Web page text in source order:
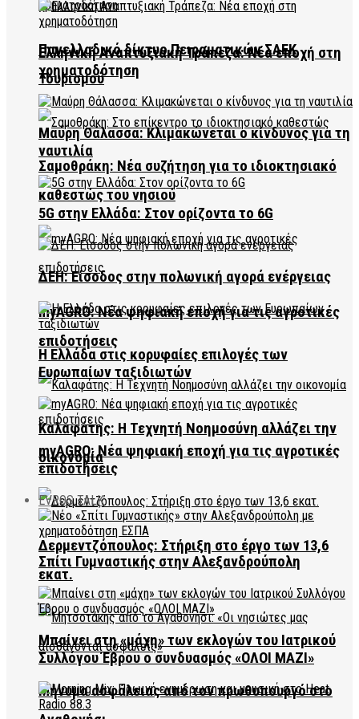
Πανελλαδικό δίκτυο Πειραματικών ΣΑΕΚ
Τουρισμού
Σαμοθράκη: Νέα συζήτηση για το ιδιοκτησιακό
καθεστώς του νησιού
myAGRO: Νέα ψηφιακή εποχή για τις αγροτικές
επιδοτήσεις
Καλαφάτης: Η Τεχνητή Νοημοσύνη αλλάζει την
οικονομία
Δερμεντζόπουλος: Στήριξη στο έργο των 13,6
εκατ.
Μήνυμα ασφάλειας από τον πρωθυπουργό στο
Ελληνική Αναπτυξιακή Τράπεζα: Νέα εποχή στη
χρηματοδότηση
Μαύρη Θάλασσα: Κλιμακώνεται ο κίνδυνος για τη
ναυτιλία
5G στην Ελλάδα: Στον ορίζοντα το 6G
ΔΕΗ: Είσοδος στην πολωνική αγορά ενέργειας
Η Ελλάδα στις κορυφαίες επιλογές των
Ευρωπαίων ταξιδιωτών
myAGRO: Νέα ψηφιακή εποχή για τις αγροτικές
επιδοτήσεις
EVROS TALK
Σπίτι Γυμναστικής στην Αλεξανδρούπολη
Μπαίνει στη «μάχη» των εκλογών του Ιατρικού
Συλλόγου Έβρου ο συνδυασμός «ΟΛΟΙ ΜΑΖΙ»